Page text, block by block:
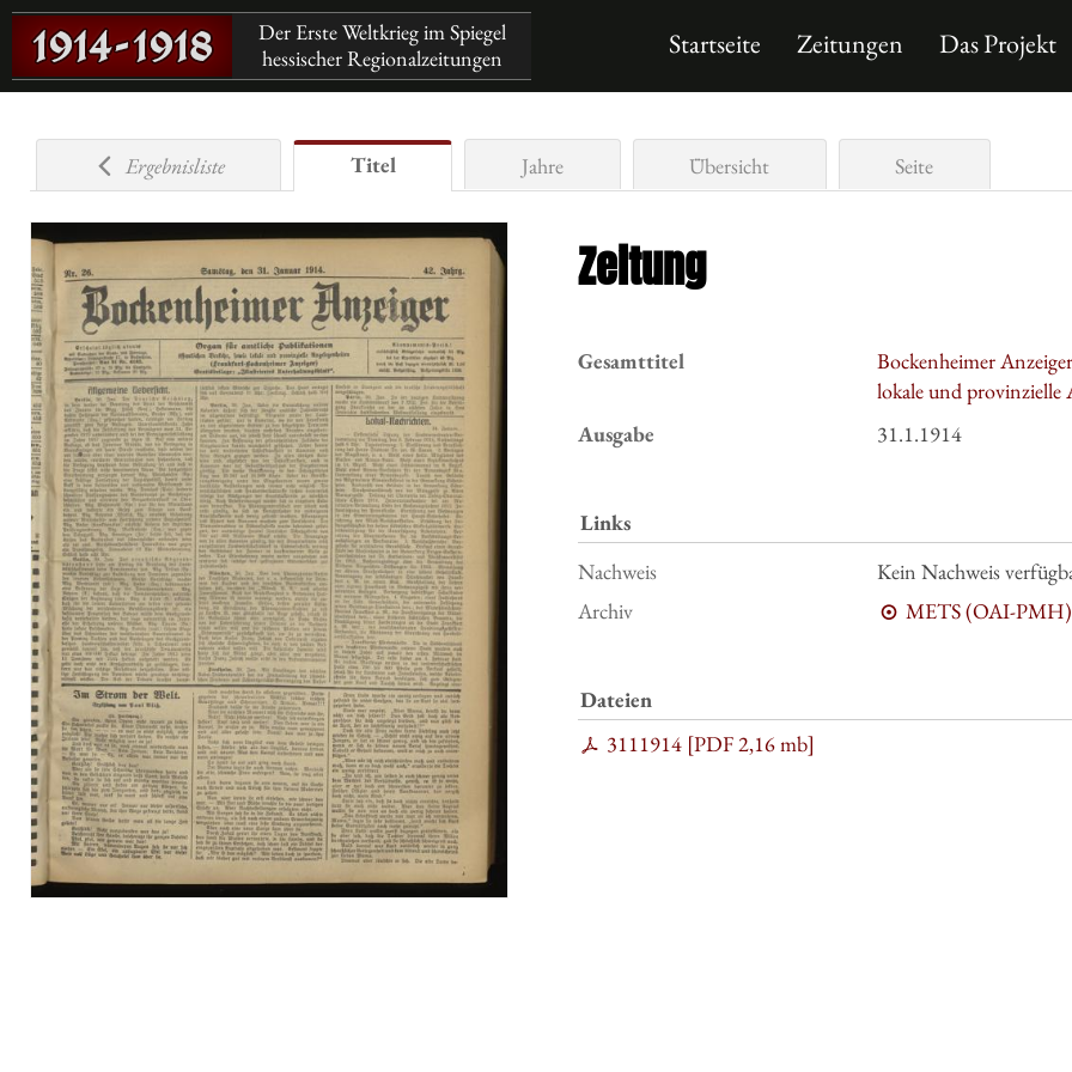
Der Erste Weltkrieg im Spiegel
hessischer Regionalzeitungen
Startseite Zeitungen Das Projekt
Ergebnisliste Titel Jahre Übersicht Seite
Zeitung
Gesamttitel
Bockenheimer
lokale und provinzielle
Ausgabe
31.1.1914
Links
Nachweis
Kein Nachweis
Archiv
METS (OAI-PMH)
Dateien
3111914 [PDF2,16 mb]